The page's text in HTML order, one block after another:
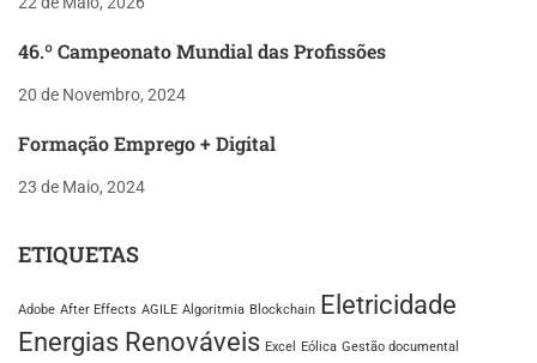
46.º Campeonato Mundial das Profissões
20 de Novembro, 2024
Formação Emprego + Digital
23 de Maio, 2024
ETIQUETAS
Adobe After Effects AGILE Algoritmia Blockchain Eletricidade
Energias Renováveis Excel Eólica Gestão documental